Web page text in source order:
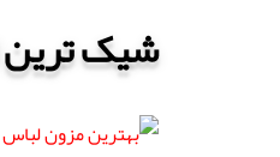
شیک ترین